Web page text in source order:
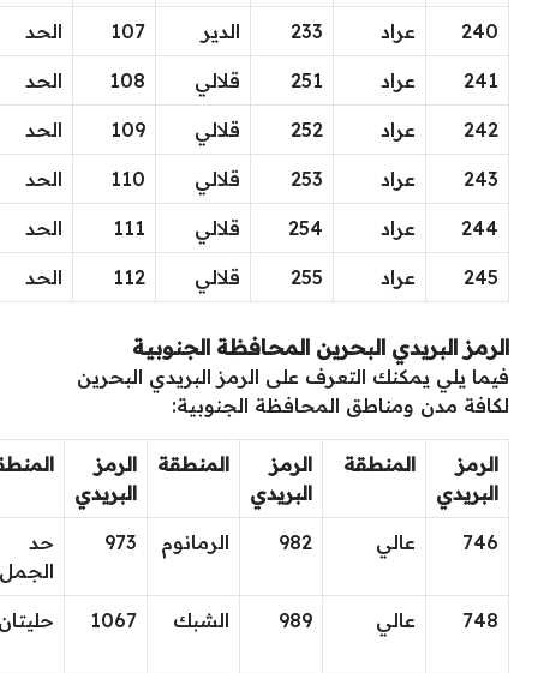
240 عراد 233 الدير 107 الحد
241 عراد 251 قلالي 108 الحد
242 عراد 252 قلالي 109 الحد
243 عراد 253 قلالي 110 الحد
244 عراد 254 قلالي 111 الحد
245 عراد 255 قلالي 112 الحد
الرمز البريدي البحرين المحافظة الجنوبية
فيما يلي يمكنك التعرف على الرمز البريدي البحرين
لكافة مدن ومناطق المحافظة الجنوبية:
الرمز
البريدي
المنطقة
الرمز
البريدي
المنطقة
الرمز
البريدي
746 عالي 982 الرمانوم 973
حد
الجمل
748 عالي 989 الشبك 1067